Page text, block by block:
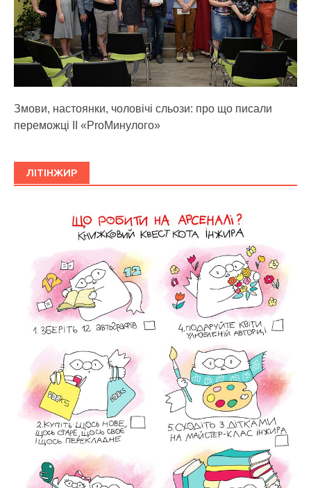
Змови, настоянки, чоловічі сльози: про що писали
переможці ІІ «ProМинулого»
ЛІТІНЖИР